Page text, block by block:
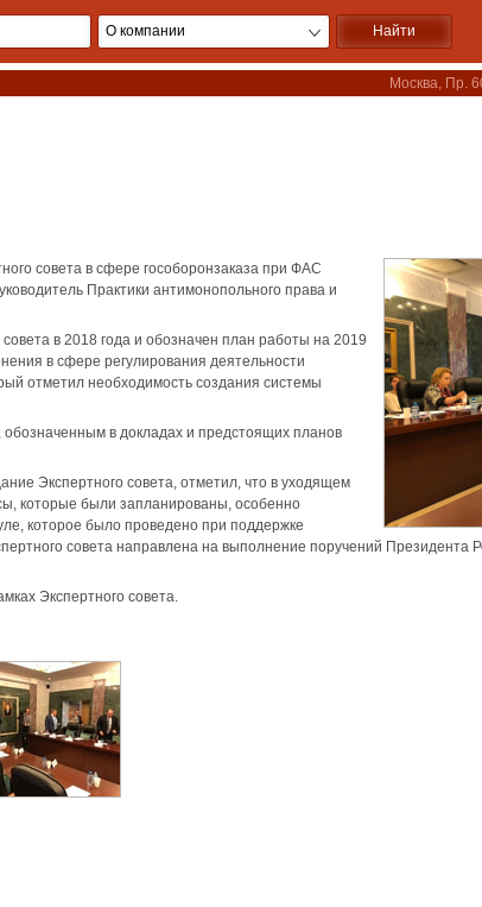
Москва, Пр.
совета в сфере гособоронзаказа при ФАС
Практики антимонопольного права и
в 2018 года и обозначен план работы на 2019
в сфере регулирования деятельности
отметил необходимость создания системы
в докладах и предстоящих планов
Экспертного совета, отметил, что в уходящем
которые были запланированы, особенно
которое было проведено при поддержке
совета направлена на выполнение поручений
Экспертного совета.